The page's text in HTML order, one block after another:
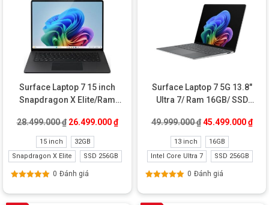
Surface Laptop 7 15 inch
Snapdragon X Elite/Ram
28.499.000₫ Giá gốc là: 28.499.000 ₫.
26.499.000₫Giá hiện tại là: 26.499.000 ₫.
15 inch
32GB
Snapdragon X Elite
SSD 256GB
0 Đánh giá
Surface Laptop 7 5G 13.8″
Ultra 7/ Ram 16GB/ SSD
49.999.000₫ Giá gốc là:
45.499.000₫Giá
13 inch
16GB
Intel Core Ultra 7
SSD 256GB
0 Đánh giá